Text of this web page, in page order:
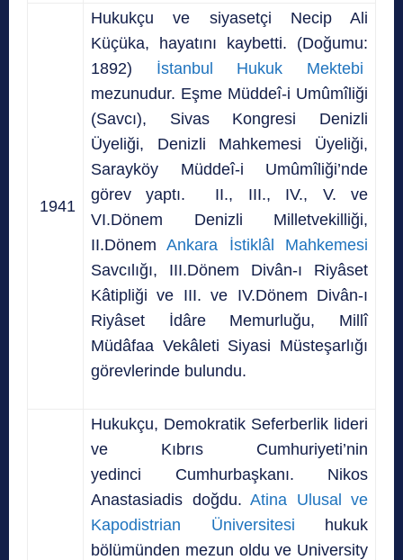
1941
Hukukçu ve siyasetçi Necip Ali
Küçüka, hayatını kaybetti. (Doğumu:
1892) İstanbul Hukuk Mektebi
mezunudur. Eşme Müddeî-i Umûmîliği
(Savcı), Sivas Kongresi Denizli
Üyeliği, Denizli Mahkemesi Üyeliği,
Sarayköy Müddeî-i Umûmîliği’nde
görev yaptı. II., III., IV., V. ve
VI.Dönem Denizli Milletvekilliği,
II.DönemAnkara İstiklâl Mahkemesi
Savcılığı, III.Dönem Divân-ı Riyâset
Kâtipliği ve III. ve IV.Dönem Divân-ı
Riyâset İdâre Memurluğu, Millî
Müdâfaa Vekâleti Siyasi Müsteşarlığı
görevlerinde bulundu.
Hukukçu, Demokratik Seferberlik lideri
ve Kıbrıs Cumhuriyeti’nin
yedinci Cumhurbaşkanı. Nikos
Anastasiadis doğdu. Atina Ulusal ve
Kapodistrian Üniversitesi hukuk
bölümünden mezun oldu ve University